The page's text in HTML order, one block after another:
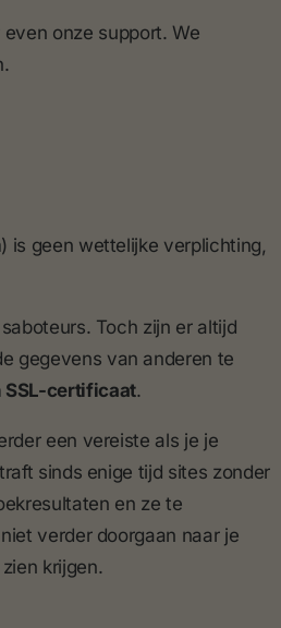
onze support. We
is geen wettelijke verplichting,
Toch zijn er altijd
gegevens van anderen te
SSL-certificaat.
een vereiste als je je
sinds enige tijd sites zonder
en ze te
verder doorgaan naar je
krijgen.